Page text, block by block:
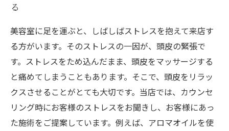
る
美容室に足を運ぶと、しばしばストレスを抱えて来店す
る方がいます。そのストレスの一因が、頭皮の緊張で
す。ストレスをため込んだまま、頭皮をマッサージする
と痛めてしまうこともあります。そこで、頭皮をリラッ
クスさせることがとても大切です。当店では、カウンセ
リング時にお客様のストレスをお聞きし、お客様にあっ
た施術をご提案しています。例えば、アロマオイルを使